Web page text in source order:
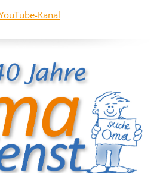
Kanal